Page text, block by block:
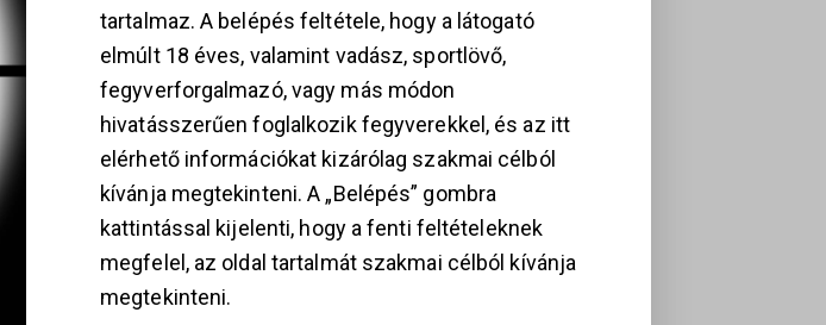
tartalmaz. A belépés feltétele, hogy a látogató
elmúlt 18 éves, valamint vadász, sportlövő,
fegyverforgalmazó, vagy más módon
hivatásszerűen foglalkozik fegyverekkel, és az itt
elérhető információkat kizárólag szakmai célból
kívánja megtekinteni. A „Belépés” gombra
kattintással kijelenti, hogy a fenti feltételeknek
megfelel, az oldal tartalmát szakmai célból kívánja
megtekinteni.